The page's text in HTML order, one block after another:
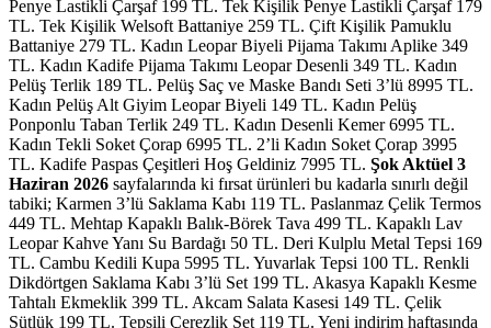
Penye Lastikli Çarşaf 199 TL. Tek Kişilik Penye Lastikli Çarşaf 179
TL. Tek Kişilik Welsoft Battaniye 259 TL. Çift Kişilik Pamuklu
Battaniye 279 TL. Kadın Leopar Biyeli Pijama Takımı Aplike 349
TL. Kadın Kadife Pijama Takımı Leopar Desenli 349 TL. Kadın
Pelüş Terlik 189 TL. Pelüş Saç ve Maske Bandı Seti 3’lü 8995 TL.
Kadın Pelüş Alt Giyim Leopar Biyeli 149 TL. Kadın Pelüş
Ponponlu Taban Terlik 249 TL. Kadın Desenli Kemer 6995 TL.
Kadın Tekli Soket Çorap 6995 TL. 2’li Kadın Soket Çorap 3995
TL. Kadife Paspas Çeşitleri Hoş Geldiniz 7995 TL. Şok Aktüel 3
Haziran 2026 sayfalarında ki fırsat ürünleri bu kadarla sınırlı değil
tabiki; Karmen 3’lü Saklama Kabı 119 TL. Paslanmaz Çelik Termos
449 TL. Mehtap Kapaklı Balık-Börek Tava 499 TL. Kapaklı Lav
Leopar Kahve Yanı Su Bardağı 50 TL. Deri Kulplu Metal Tepsi 169
TL. Cambu Kedili Kupa 5995 TL. Yuvarlak Tepsi 100 TL. Renkli
Dikdörtgen Saklama Kabı 3’lü Set 199 TL. Akasya Kapaklı Kesme
Tahtalı Ekmeklik 399 TL. Akcam Salata Kasesi 149 TL. Çelik
Sütlük 199 TL. Tepsili Çerezlik Set 119 TL. Yeni indirim haftasında